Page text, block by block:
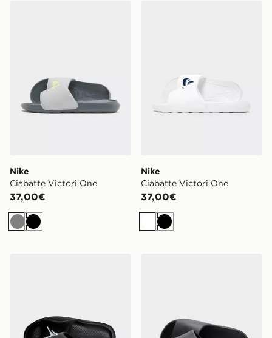
Nike
Ciabatte Victori One
37,00€
Grigio
Nero
Nike
Ciabatte Victori One
37,00€
Bianco
Nero